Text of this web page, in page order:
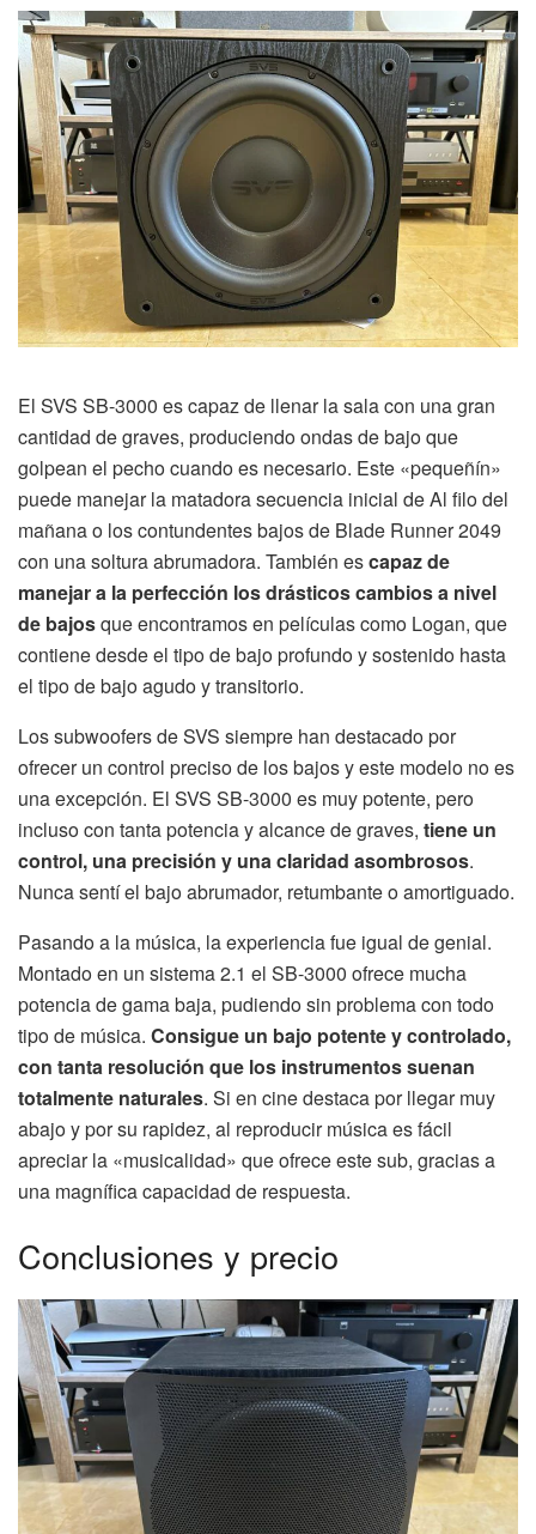
El SVS SB-3000 es capaz de llenar la sala con una gran
cantidad de graves, produciendo ondas de bajo que
golpean el pecho cuando es necesario. Este «pequeñín»
puede manejar la matadora secuencia inicial de Al filo del
mañana o los contundentes bajos de Blade Runner 2049
con una soltura abrumadora. También escapaz de
manejar a la perfección los drásticos cambios a nivel
de bajosque encontramos en películas como Logan, que
contiene desde el tipo de bajo profundo y sostenido hasta
el tipo de bajo agudo y transitorio.
Los subwoofers de SVS siempre han destacado por
ofrecer un control preciso de los bajos y este modelo no es
una excepción. El SVS SB-3000 es muy potente, pero
incluso con tanta potencia y alcance de graves, tiene un
control, una precisión y una claridad asombrosos.
Nunca sentí el bajo abrumador, retumbante o amortiguado.
Pasando a la música, la experiencia fue igual de genial.
Montado en un sistema 2.1 el SB-3000 ofrece mucha
potencia de gama baja, pudiendo sin problema con todo
tipo de música. Consigue un bajo potente y controlado,
con tanta resolución que los instrumentos suenan
totalmente naturales. Si en cine destaca por llegar muy
abajo y por su rapidez, al reproducir música es fácil
apreciar la «musicalidad» que ofrece este sub, gracias a
una magnífica capacidad de respuesta.
Conclusiones y precio